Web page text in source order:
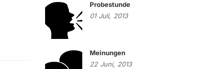
Probestunde
01 Juli, 2013
Meinungen
22 Juni, 2013